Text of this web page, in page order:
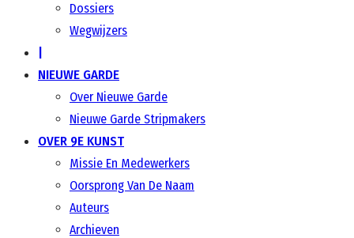
Dossiers
Wegwijzers
NIEUWE GARDE
Over Nieuwe Garde
Nieuwe Garde Stripmakers
OVER 9E KUNST
Missie En Medewerkers
Oorsprong Van De Naam
Auteurs
Archieven